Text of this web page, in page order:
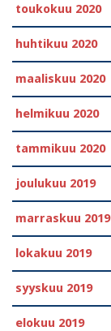
toukokuu 2020
huhtikuu 2020
maaliskuu 2020
helmikuu 2020
tammikuu 2020
joulukuu 2019
marraskuu 2019
lokakuu 2019
syyskuu 2019
elokuu 2019